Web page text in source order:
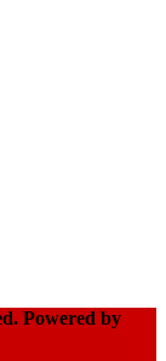
Powered by